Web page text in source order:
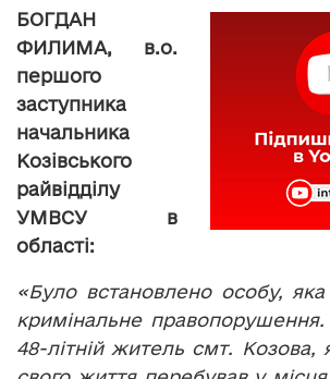
БОГДАН
ФИЛИМА, в.о.
першого
заступника
начальника
Козівського
райвідділу
УМВСУ в
області:
«Було встановлено особу,
кримінальне
48-літній житель смт. Козова,